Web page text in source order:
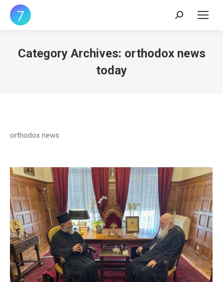
Search:
Category Archives: orthodox news
today
orthodox news